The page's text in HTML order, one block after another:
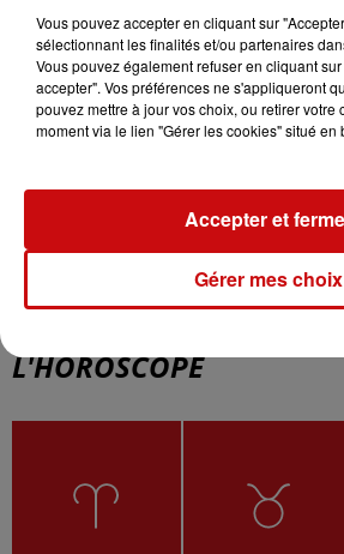
19h57
19h57 19h53
19h53
VANESSA PARADIS
L'HOROSCOPE
Vous pouvez accepter en cliquant sur
sélectionnant les finalités et/ou partenaires
Vous pouvez également refuser en cliquant
accepter". Vos préférences ne s'appliqueront
pouvez mettre à jour vos choix, ou retirer votre
moment via le lien "Gérer les cookies" situé en
Gérer mes choix
Accepter et